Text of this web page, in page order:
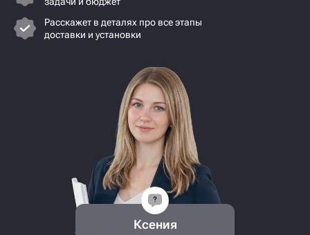
Расскажет в деталях про все этапы
доставки и установки
Ксения